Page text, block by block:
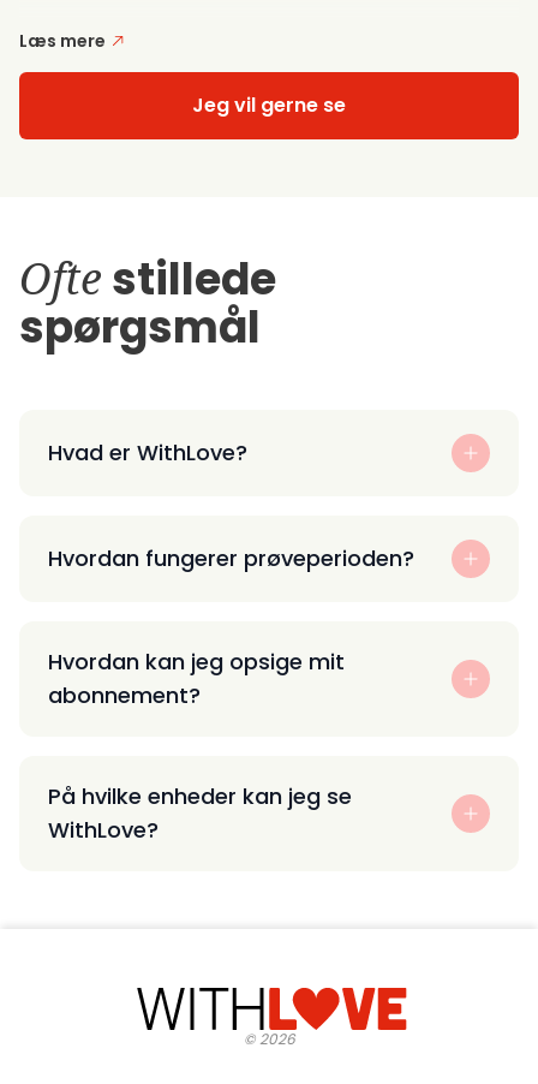
Læs mere
Jeg vil gerne se
Ofte stillede
spørgsmål
Hvad er WithLove?
Hvordan fungerer prøveperioden?
Hvordan kan jeg opsige mit
abonnement?
På hvilke enheder kan jeg se
WithLove?
©2026